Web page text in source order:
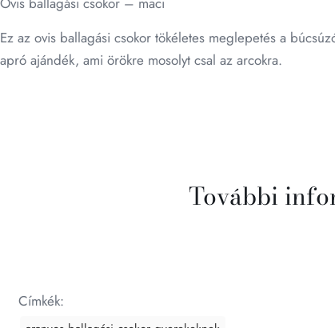
Ez az ovis ballagási csokor tökéletes meglepetés a
apró ajándék, ami örökre mosolyt csal az arcokra.
További
Címkék: